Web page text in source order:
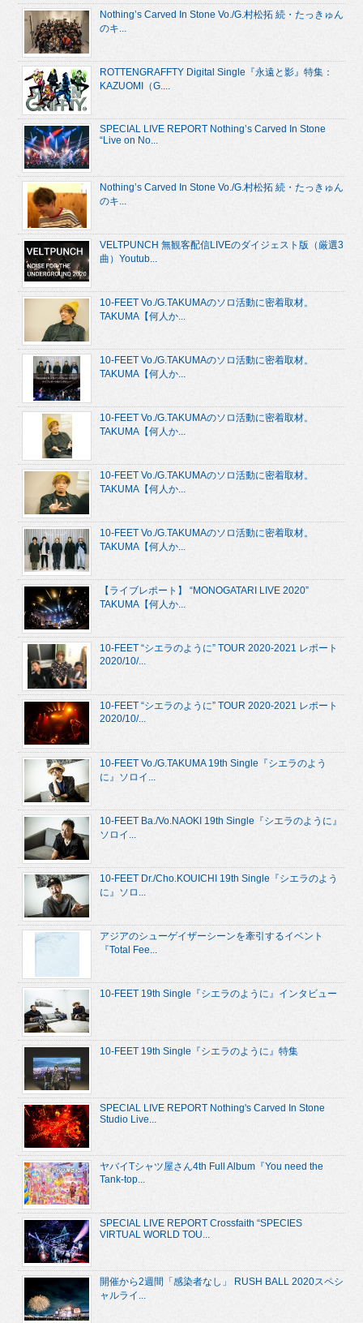
Nothing’s Carved In Stone Vo./G.村松拓 続・たっきゅん
のキ...
ROTTENGRAFFTY Digital Single『永遠と影』特集：
KAZUOMI（G....
SPECIAL LIVE REPORT Nothing’s Carved In Stone
“Live on No...
Nothing’s Carved In Stone Vo./G.村松拓 続・たっきゅん
のキ...
VELTPUNCH 無観客配信LIVEのダイジェスト版（厳選3
曲）Youtub...
10-FEET Vo./G.TAKUMAのソロ活動に密着取材。
TAKUMA【何人か...
10-FEET Vo./G.TAKUMAのソロ活動に密着取材。
TAKUMA【何人か...
10-FEET Vo./G.TAKUMAのソロ活動に密着取材。
TAKUMA【何人か...
10-FEET Vo./G.TAKUMAのソロ活動に密着取材。
TAKUMA【何人か...
10-FEET Vo./G.TAKUMAのソロ活動に密着取材。
TAKUMA【何人か...
【ライブレポート】 “MONOGATARI LIVE 2020”
TAKUMA【何人か...
10-FEET “シエラのように” TOUR 2020-2021 レポート
2020/10/...
10-FEET “シエラのように” TOUR 2020-2021 レポート
2020/10/...
10-FEET Vo./G.TAKUMA 19th Single『シエラのよう
に』ソロイ...
10-FEET Ba./Vo.NAOKI 19th Single『シエラのように』
ソロイ...
10-FEET Dr./Cho.KOUICHI 19th Single『シエラのよう
に』ソロ...
アジアのシューゲイザーシーンを牽引するイベント
『Total Fee...
10-FEET 19th Single『シエラのように』インタビュー
10-FEET 19th Single『シエラのように』特集
SPECIAL LIVE REPORT Nothing's Carved In Stone
Studio Live...
ヤバイTシャツ屋さん4th Full Album『You need the
Tank-top...
SPECIAL LIVE REPORT Crossfaith “SPECIES
VIRTUAL WORLD TOU...
開催から2週間「感染者なし」 RUSH BALL 2020スペシ
ャルライ...